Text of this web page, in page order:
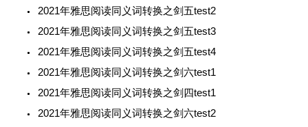
2021年雅思阅读同义词转换之剑五test2
2021年雅思阅读同义词转换之剑五test3
2021年雅思阅读同义词转换之剑五test4
2021年雅思阅读同义词转换之剑六test1
2021年雅思阅读同义词转换之剑四test1
2021年雅思阅读同义词转换之剑六test2